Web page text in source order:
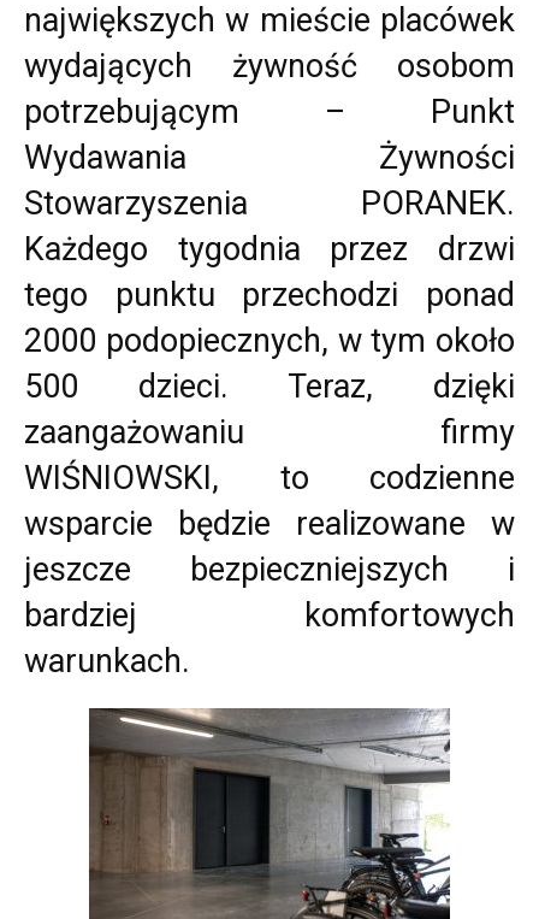
największych w mieście placówek
wydających żywność osobom
potrzebującym – Punkt
Wydawania Żywności
Stowarzyszenia PORANEK.
Każdego tygodnia przez drzwi
tego punktu przechodzi ponad
2000 podopiecznych, w tym około
500 dzieci. Teraz, dzięki
zaangażowaniu firmy
WIŚNIOWSKI, to codzienne
wsparcie będzie realizowane w
jeszcze bezpieczniejszych i
bardziej komfortowych
warunkach.